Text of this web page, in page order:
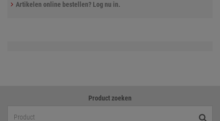
Artikelen online bestellen? Log nu in.
Product zoeken